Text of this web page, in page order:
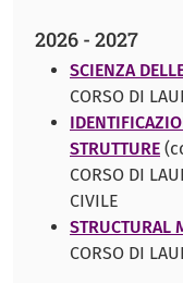
2026 - 2027
SCIENZA
CORSO DI
STRUTTURE
CORSO DI
CIVILE
STRUCTURAL
CORSO DI